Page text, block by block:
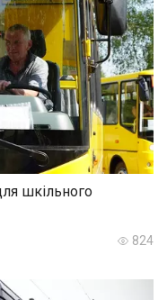
шкільного
824